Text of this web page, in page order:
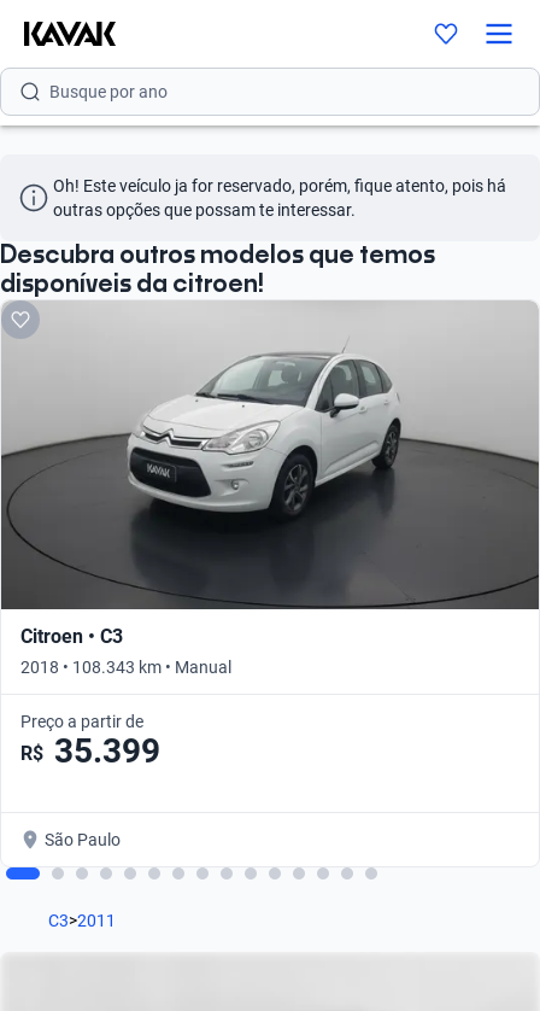
Busque por versão
Busque por ano
Oh! Este veículo ja for reservado, porém, fique atento, pois há
outras opções que possam te interessar.
Descubra outros modelos que temos
disponíveis da citroen!
Citroen • C3
2018 • 108.343 km • Manual
Preço a partir de
R$ 35.399
São Paulo
C3>2011